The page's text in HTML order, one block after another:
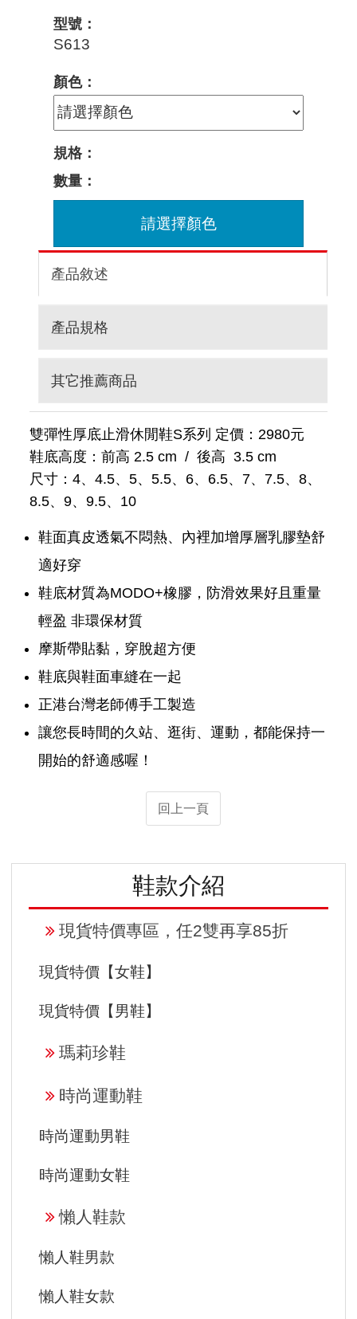
鞋款介紹
現貨特價專區，任2雙再享85折
現貨特價【女鞋】
現貨特價【男鞋】
瑪莉珍鞋
時尚運動鞋
時尚運動男鞋
時尚運動女鞋
懶人鞋款
懶人鞋男款
懶人鞋女款
型號：
S613
顏色：
規格：
數量：
請選擇顏色
產品敘述
產品規格
其它推薦商品
雙彈性厚底止滑休閒鞋S系列 定價：2980元
鞋底高度：前高 2.5 cm / 後高 3.5 cm
尺寸：4、4.5、5、5.5、6、6.5、7、7.5、8、
8.5、9、9.5、10
鞋面真皮透氣不悶熱、內裡加增厚層乳膠墊舒
適好穿
鞋底材質為MODO+橡膠，防滑效果好且重量
輕盈 非環保材質
摩斯帶貼黏，穿脫超方便
鞋底與鞋面車縫在一起
正港台灣老師傅手工製造
讓您長時間的久站、逛街、運動，都能保持一
開始的舒適感喔！
回上一頁